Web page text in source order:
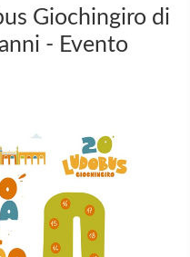
Giochingiro di
- Evento